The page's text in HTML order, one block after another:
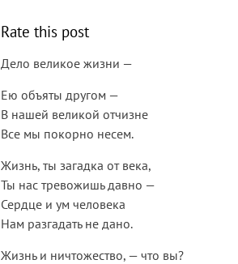
Rate this post
Дело великое жизни —
Ею объяты другом —
В нашей великой отчизне
Все мы покорно несем.
Жизнь, ты загадка от века,
Ты нас тревожишь давно —
Сердце и ум человека
Нам разгадать не дано.
Жизнь и ничтожество, — что вы?